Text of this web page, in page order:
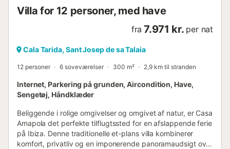
Villa for 12 personer, med have
fra 7.971 kr. per nat
Cala Tarida, Sant Josep de sa Talaia
12 personer 6 soveværelser 300 m² 2,9 km til stranden
Internet, Parkering på grunden, Aircondition, Have,
Sengetøj, Håndklæder
Beliggende i rolige omgivelser og omgivet af natur, er Casa
Amapola det perfekte tilflugtssted for en afslappende ferie
på Ibiza. Denne traditionelle et-plans villa kombinerer
komfort, privatliv og en imponerende panoramaudsigt over